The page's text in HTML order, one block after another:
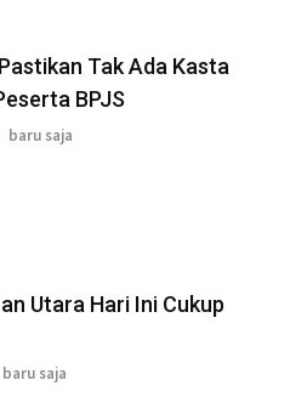
Tak Ada Kasta
BPJS
baru saja
Utara Hari Ini Cukup
baru saja